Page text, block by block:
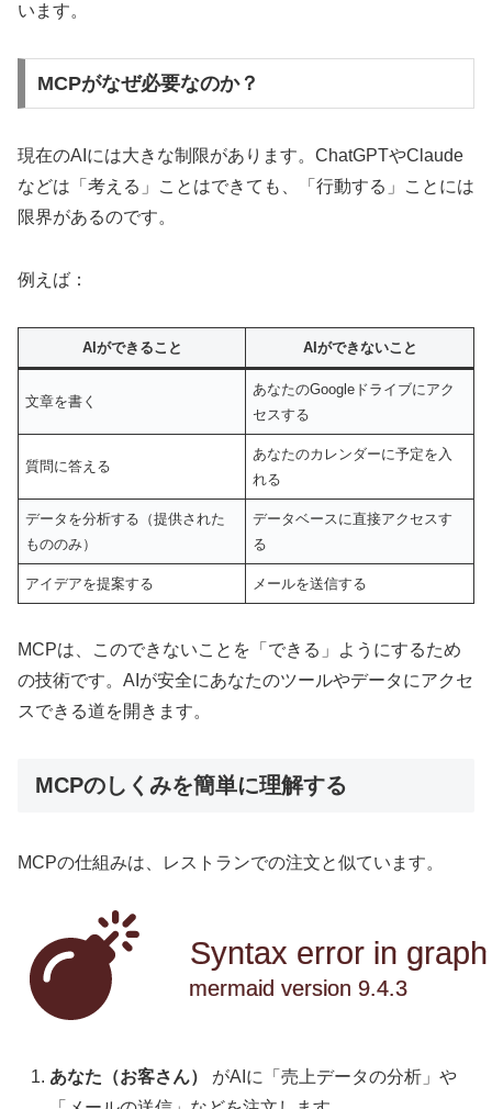
います。
MCPがなぜ必要なのか？
現在のAIには大きな制限があります。ChatGPTやClaude
などは「考える」ことはできても、「行動する」ことには
限界があるのです。
例えば：
AIができること AIができないこと
文章を書く
あなたのGoogleドライブにアク
セスする
質問に答える
あなたのカレンダーに予定を入
れる
データを分析する（提供された
もののみ）
データベースに直接アクセスす
る
アイデアを提案する メールを送信する
MCPは、このできないことを「できる」ようにするため
の技術です。AIが安全にあなたのツールやデータにアクセ
スできる道を開きます。
MCPのしくみを簡単に理解する
MCPの仕組みは、レストランでの注文と似ています。
Syntax error in graph
mermaid version 9.4.3
あなた（お客さん）
がAIに「売上データの分析」や